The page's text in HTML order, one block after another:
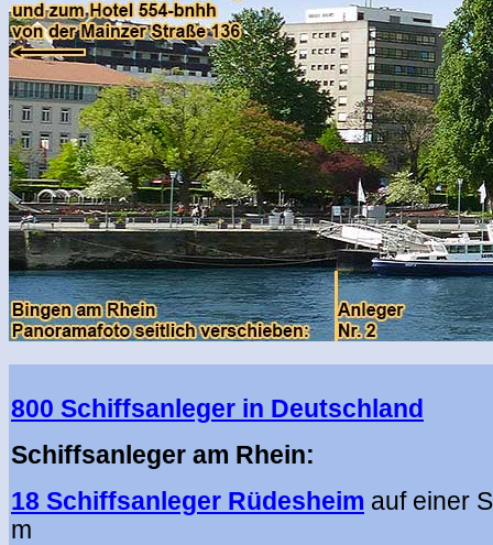
800 Schiffsanleger in Deutschland
Schiffsanleger am Rhein:
18 Schiffsanleger Rüdesheim auf einer
m